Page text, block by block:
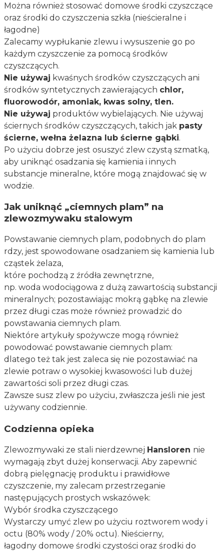
Można również stosować domowe środki czyszczące
oraz środki do czyszczenia szkła (nieścieralne i
łagodne)
Zalecamy wypłukanie zlewu i wysuszenie go po
każdym czyszczenie za pomocą środków
czyszczących.
Nie używaj kwaśnych środków czyszczących ani
środków syntetycznych zawierających chlor,
fluorowodór, amoniak, kwas solny, tlen.
Nie używaj produktów wybielających. Nie używaj
ściernych środków czyszczących, takich jak pasty
ścierne, wełna żelazna lub ścierne gąbki.
Po użyciu dobrze jest osuszyć zlew czystą szmatką,
aby uniknąć osadzania się kamienia i innych
substancje mineralne, które mogą znajdować się w
wodzie.
Jak uniknąć „ciemnych plam” na
zlewozmywaku stalowym
Powstawanie ciemnych plam, podobnych do plam
rdzy, jest spowodowane osadzaniem się kamienia lub
cząstek żelaza,
które pochodzą z źródła zewnętrzne,
np. woda wodociągowa z dużą zawartością substancji
mineralnych; pozostawiając mokrą gąbkę na zlewie
przez długi czas może również prowadzić do
powstawania ciemnych plam.
Niektóre artykuły spożywcze mogą również
powodować powstawanie ciemnych plam:
dlatego też tak jest zaleca się nie pozostawiać na
zlewie potraw o wysokiej kwasowości lub dużej
zawartości soli przez długi czas.
Zawsze susz zlew po użyciu, zwłaszcza jeśli nie jest
używany codziennie.
Codzienna opieka
Zlewozmywaki ze stali nierdzewnej Hansloren nie
wymagają zbyt dużej konserwacji. Aby zapewnić
dobrą pielęgnację produktu i prawidłowe
czyszczenie, my zalecam przestrzeganie
następujących prostych wskazówek:
Wybór środka czyszczącego
Wystarczy umyć zlew po użyciu roztworem wody i
octu (80% wody / 20% octu). Nieścierny,
łagodny domowe środki czystości oraz środki do